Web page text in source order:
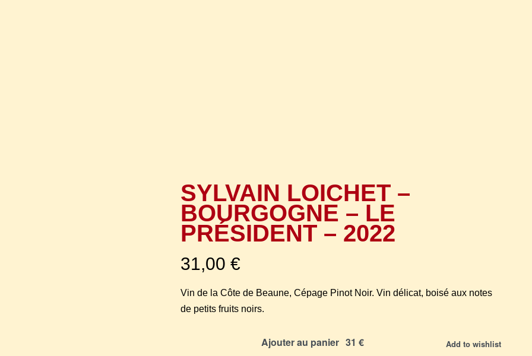
SYLVAIN LOICHET –
BOURGOGNE – LE
PRÉSIDENT – 2022
31,00 €
Vin de la Côte de Beaune, Cépage Pinot Noir. Vin délicat, boisé aux notes
de petits fruits noirs.
Ajouter au panier Add to wishlist